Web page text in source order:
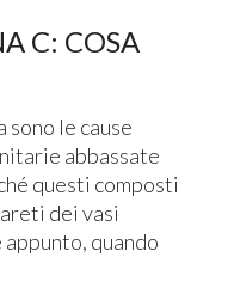
C: COSA
sono le cause
abbassate
questi composti
dei vasi
quando